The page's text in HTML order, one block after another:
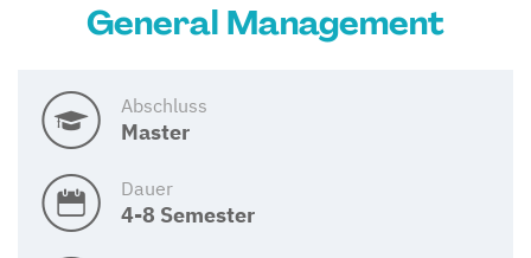
General Management
Abschluss
Master
Dauer
4-8 Semester